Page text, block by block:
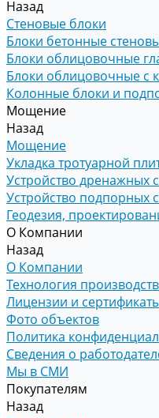
Назад
Стеновые блоки
Блоки бетонные
Блоки облицовочные
Блоки облицовочные с
Колонные блоки и
Мощение
Назад
Мощение
Укладка тротуарной
Устройство дренажных
Устройство подпорных
Геодезия,
О Компании
Назад
О Компании
Технология
Лицензии и
Фото объектов
Политика
Сведения о
Мы в СМИ
Покупателям
Назад